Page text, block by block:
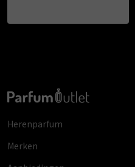
Herenparfum
Merken